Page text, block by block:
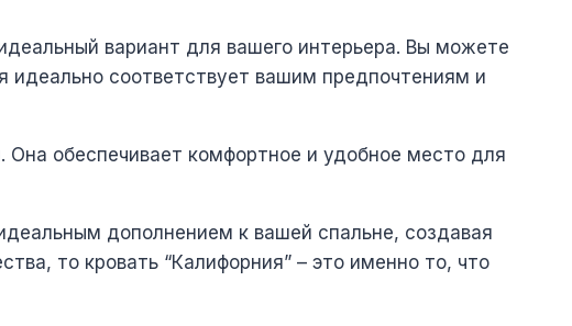
вариант для вашего интерьера. Вы можете
идеально соответствует вашим предпочтениям и
Она обеспечивает комфортное и удобное место для
дополнением к вашей спальне, создавая
то кровать “Калифорния” – это именно то, что